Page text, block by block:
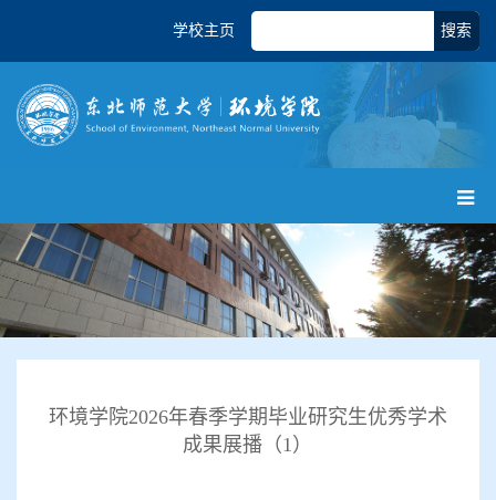
搜索
学校主页
环境学院2026年春季学期毕业研究生优秀学术
成果展播（1）